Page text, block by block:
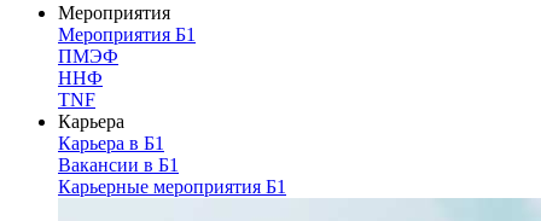
Мероприятия
Мероприятия Б1
ПМЭФ
ННФ
TNF
Карьера
Карьера в Б1
Вакансии в Б1
Карьерные мероприятия Б1